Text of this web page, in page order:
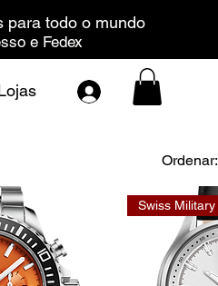
para todo o mundo
e Fedex
Ordenar:
Swiss Military